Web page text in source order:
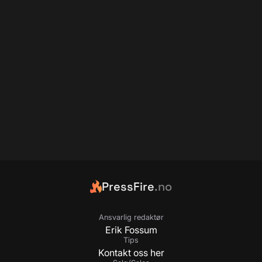
PressFire.no
Ansvarlig redaktør
Erik Fossum
Tips
Kontakt oss her